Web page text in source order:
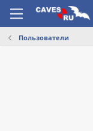
Пользователи